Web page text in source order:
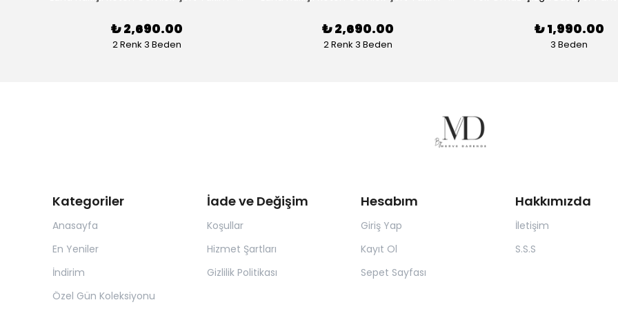
₺ 2,690.00
2 Renk 3 Beden
₺ 2,690.00
2 Renk 3 Beden
₺ 1,990.00
3 Beden
Kategoriler
Anasayfa
En Yeniler
İndirim
Özel Gün Koleksiyonu
İade ve Değişim
Koşullar
Hizmet Şartları
Gizlilik Politikası
Hesabım
Giriş Yap
Kayıt Ol
Sepet Sayfası
Hakkımızda
İletişim
S.S.S